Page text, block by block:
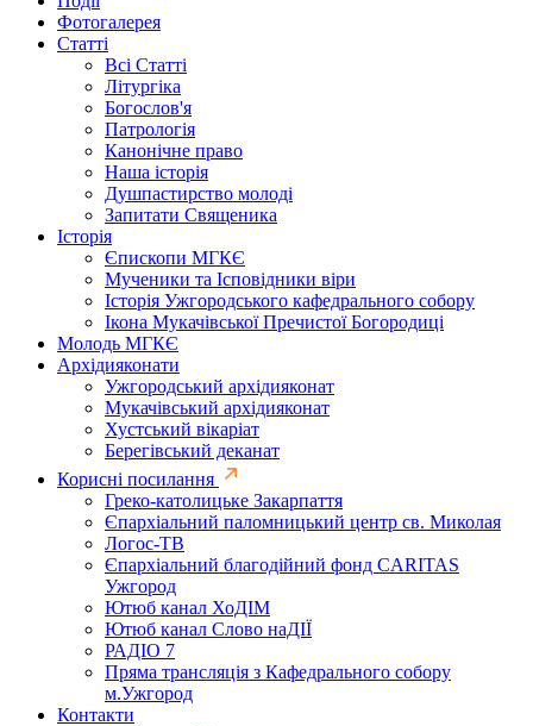
Фотогалерея
Статті
Всі Статті
Літургіка
Богослов'я
Патрологія
Канонічне право
Наша історія
Душпастирство молоді
Запитати Священика
Історія
Єпископи МГКЄ
Мученики та Ісповідники віри
Історія Ужгородського кафедрального собору
Ікона Мукачівської Пречистої Богородиці
Молодь МГКЄ
Архідияконати
Ужгородський архідияконат
Мукачівський архідияконат
Хустський вікаріат
Берегівський деканат
Корисні посилання
Греко-католицьке Закарпаття
Єпархіальний паломницький центр св. Миколая
Логос-ТВ
Єпархіальний благодійний фонд CARITAS
Ужгород
Ютюб канал ХоДІМ
Ютюб канал Слово наДІЇ
РАДІО 7
Пряма трансляція з Кафедрального собору
м.Ужгород
Контакти